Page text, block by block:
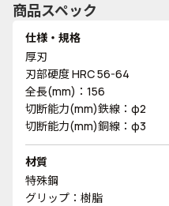
商品スペック
仕様・規格
厚刃
刃部硬度 HRC 56-64
全長(mm)：156
切断能力(mm)鉄線：φ2
切断能力(mm)銅線：φ3
材質
特殊鋼
グリップ：樹脂